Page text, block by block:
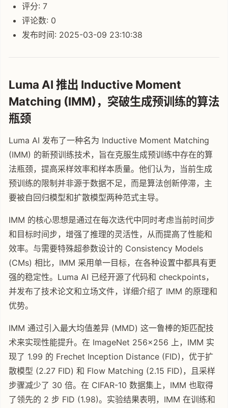
评分: 7
评论数: 0
发布时间: 2025-03-09 23:10:38
Luma AI 推出 Inductive Moment
Matching (IMM)，突破生成预训练的算法
瓶颈
Luma AI 发布了一种名为 Inductive Moment Matching
(IMM) 的新预训练技术，旨在克服生成预训练中存在的算
法瓶颈，提高采样效率和样本质量。他们认为，当前生成
预训练的限制并非源于数据不足，而是算法创新停滞，主
要被自回归模型和扩散模型两种范式主导。
IMM 的核心思想是通过在每次迭代中同时考虑当前时间步
和目标时间步，增强了推理的灵活性，从而提高了性能和
效率。与需要特殊超参数设计的 Consistency Models
(CMs) 相比，IMM 采用单一目标，在各种设置中都具有更
强的稳定性。Luma AI 已经开源了代码和 checkpoints，
并发布了技术论文和立场文件，详细介绍了 IMM 的原理和
优势。
IMM 通过引入最大均值差异 (MMD) 这一鲁棒的矩匹配技
术来实现性能提升。在 ImageNet 256x256 上，IMM 实
现了 1.99 的 Frechet Inception Distance (FID)，优于扩
散模型 (2.27 FID) 和 Flow Matching (2.15 FID)，且采样
步骤减少了 30 倍。在 CIFAR-10 数据集上，IMM 也取得
了领先的 2 步 FID (1.98)。实验结果表明，IMM 在训练和